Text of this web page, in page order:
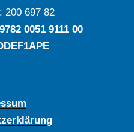
‍200 697 82
‍0051 ‍9111 ‍00